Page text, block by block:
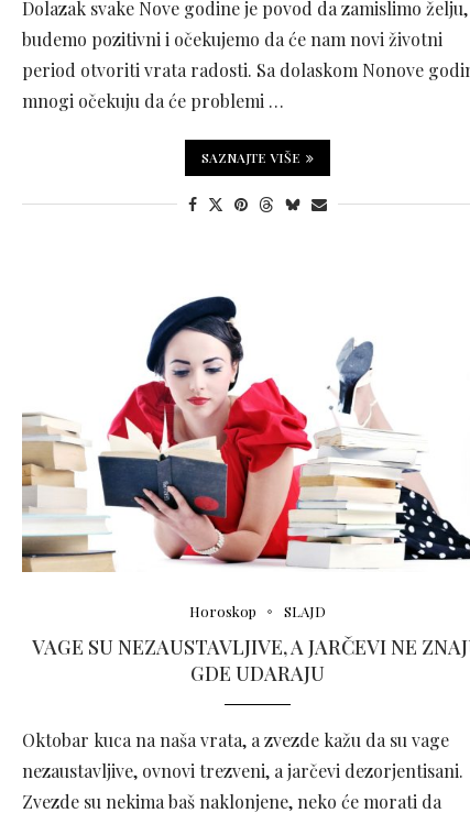
Dolazak svake Nove godine je povod da zamislimo želju,
budemo pozitivni i očekujemo da će nam novi životni
period otvoriti vrata radosti. Sa dolaskom Nonove
mnogi očekuju da će problemi …
SAZNAJTE VIŠE
Horoskop SLAJD
VAGE SU NEZAUSTAVLJIVE, A JARČEVI NE
GDE UDARAJU
Oktobar kuca na naša vrata, a zvezde kažu da su vage
nezaustavljive, ovnovi trezveni, a jarčevi dezorjentisani.
Zvezde su nekima baš naklonjene, neko će morati da